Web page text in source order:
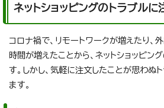
ネットショッピングのトラブルに
コロナ禍で、リモートワークが増えたり、
時間が増えたことから、ネットショッピン
す。しかし、気軽に注文したことが思わぬ
ます。